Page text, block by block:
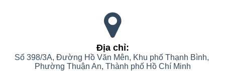
Địa chỉ:
Số 398/3A, Đường Hồ Văn Mên, Khu phố Thạnh Bình,
Phường Thuận An, Thành phố Hồ Chí Minh